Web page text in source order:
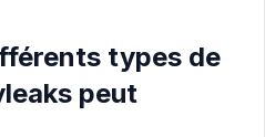
types de
peut